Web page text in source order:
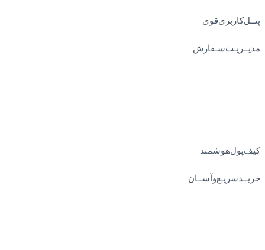
پنــل‌کاربری‌قوی
مدیــریـت‌سـفارش
کیف‌پول‌هوشمند
خریــد‌سریـع‌و‌آســان